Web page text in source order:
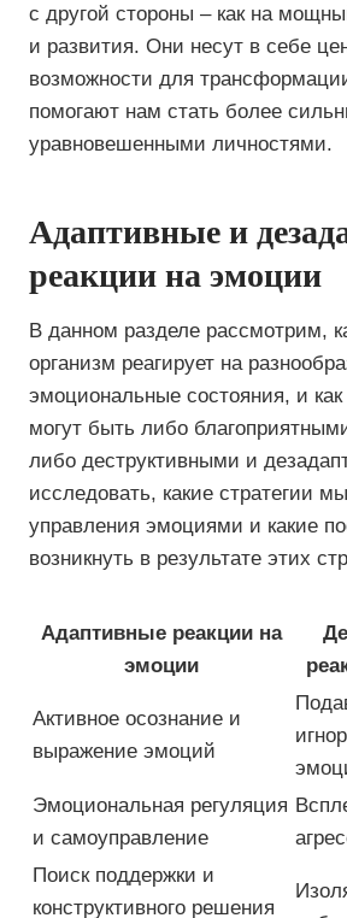
с другой стороны – как на
и развития. Они несут в себе
возможности для
помогают нам стать более
уравновешенными личностями.
Адаптивные и
реакции на эмоции
В данном разделе рассмотрим,
организм реагирует на
эмоциональные состояния, и как
могут быть либо
либо деструктивными и
исследовать, какие стратегии
управления эмоциями и какие
возникнуть в результате этих
Адаптивные реакции на
эмоции
Активное осознание и
выражение эмоций
Эмоциональная регуляция
и самоуправление
Поиск поддержки и
конструктивного решения